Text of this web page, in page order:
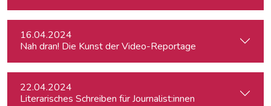
16.04.2024
Nah dran! Die Kunst der Video-Reportage
22.04.2024
Literarisches Schreiben für Journalist:innen